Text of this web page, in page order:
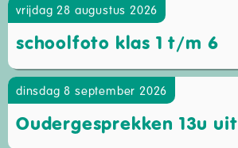
vrijdag 28 augustus 2026
schoolfoto klas 1 t/m 6
dinsdag 8 september 2026
Oudergesprekken 13u uit